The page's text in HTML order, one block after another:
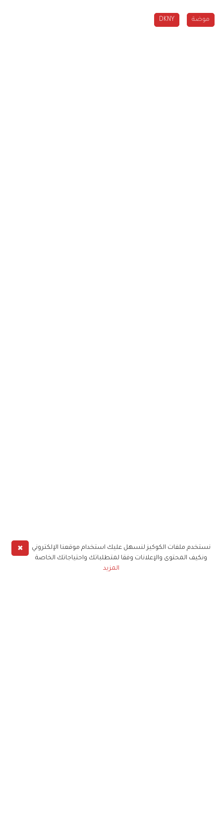
موضة DKNY
✖
نستخدم ملفات الكوكيز لنسهل عليك استخدام موقعنا الإلكتروني
ونكيف المحتوى والإعلانات وفقا لمتطلباتك واحتياجاتك الخاصة
المزيد